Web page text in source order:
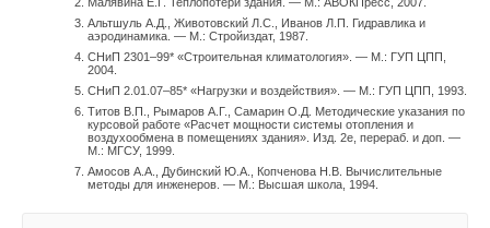
Альтшуль А.Д., Животовский Л.С., Иванов Л.П. Гидравлика и
аэродинамика. — М.: Стройиздат, 1987.
СНиП 2301–99* «Строительная климатология». — М.: ГУП ЦПП,
2004.
СНиП 2.01.07–85* «Нагрузки и воздействия». — М.: ГУП ЦПП, 1993.
Титов В.П., Рымаров А.Г., Самарин О.Д. Методические указания по
курсовой работе «Расчет мощности системы отопления и
воздухообмена в помещениях здания». Изд. 2е, перераб. и доп. —
М.: МГСУ, 1999.
Амосов А.А., Дубинский Ю.А., Копченова Н.В. Вычислительные
методы для инженеров. — М.: Высшая школа, 1994.
парке приборов, планируемых к поверке, приводит к
невозможности поверки ряда приборов. Владелец установки
самостоятельно или с привлечением третьих лиц
модернизирует установку без последующих испытаний, при
этом метрологические характеристики установки становятся
неопределенными.
перемещение «солнечного пятна» требует пересчета
коэффициентов облученности поверхностей помещения в
каждый момент времени.
При этом сложная форма «солнечного пятна» и возможность
его перемещения как по горизонтальным, так и по
вертикальным ограждениям усложняет исследование
воздушно-теплового режима помещения. Форма